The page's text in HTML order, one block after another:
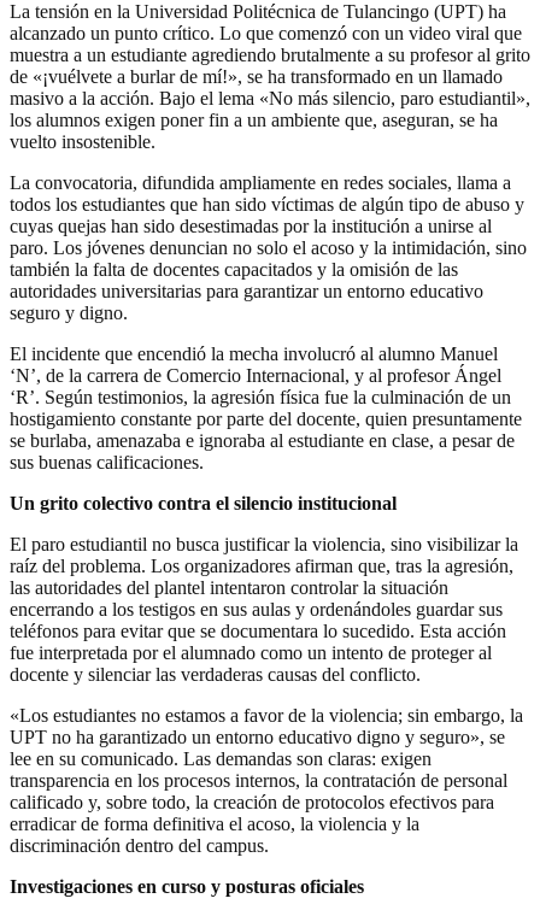
La tensión en la Universidad Politécnica de Tulancingo (UPT) ha
alcanzado un punto crítico. Lo que comenzó con un video viral que
muestra a un estudiante agrediendo brutalmente a su profesor al grito
de «¡vuélvete a burlar de mí!», se ha transformado en un llamado
masivo a la acción. Bajo el lema «No más silencio, paro estudiantil»,
los alumnos exigen poner fin a un ambiente que, aseguran, se ha
vuelto insostenible.
La convocatoria, difundida ampliamente en redes sociales, llama a
todos los estudiantes que han sido víctimas de algún tipo de abuso y
cuyas quejas han sido desestimadas por la institución a unirse al
paro. Los jóvenes denuncian no solo el acoso y la intimidación, sino
también la falta de docentes capacitados y la omisión de las
autoridades universitarias para garantizar un entorno educativo
seguro y digno.
El incidente que encendió la mecha involucró al alumno Manuel
‘N’, de la carrera de Comercio Internacional, y al profesor Ángel
‘R’. Según testimonios, la agresión física fue la culminación de un
hostigamiento constante por parte del docente, quien presuntamente
se burlaba, amenazaba e ignoraba al estudiante en clase, a pesar de
sus buenas calificaciones.
Un grito colectivo contra el silencio institucional
El paro estudiantil no busca justificar la violencia, sino visibilizar la
raíz del problema. Los organizadores afirman que, tras la agresión,
las autoridades del plantel intentaron controlar la situación
encerrando a los testigos en sus aulas y ordenándoles guardar sus
teléfonos para evitar que se documentara lo sucedido. Esta acción
fue interpretada por el alumnado como un intento de proteger al
docente y silenciar las verdaderas causas del conflicto.
«Los estudiantes no estamos a favor de la violencia; sin embargo, la
UPT no ha garantizado un entorno educativo digno y seguro», se
lee en su comunicado. Las demandas son claras: exigen
transparencia en los procesos internos, la contratación de personal
calificado y, sobre todo, la creación de protocolos efectivos para
erradicar de forma definitiva el acoso, la violencia y la
discriminación dentro del campus.
Investigaciones en curso y posturas oficiales